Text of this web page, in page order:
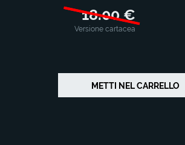
18.00 €
Versione cartacea